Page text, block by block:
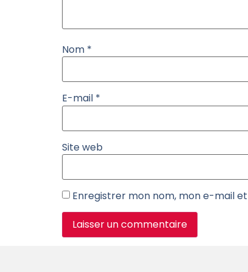
Nom *
E-mail *
Site web
Enregistrer mon nom, mon e-mail